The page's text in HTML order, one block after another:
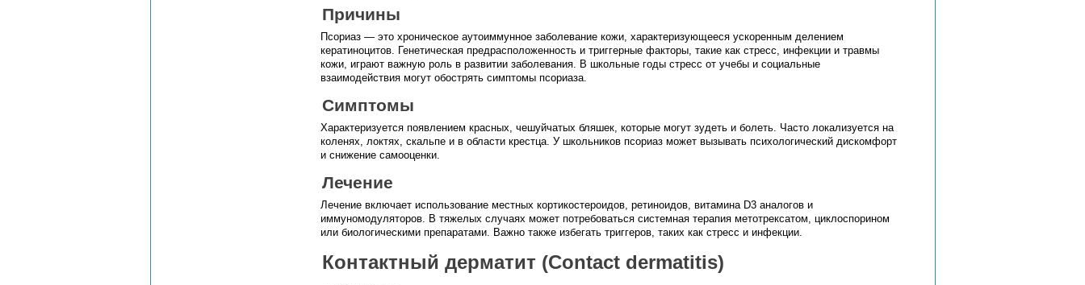
Причины
Псориаз — это хроническое аутоиммунное заболевание кожи, характеризующееся ускоренным делением
кератиноцитов. Генетическая предрасположенность и триггерные факторы, такие как стресс, инфекции и травмы
кожи, играют важную роль в развитии заболевания. В школьные годы стресс от учебы и социальные
взаимодействия могут обострять симптомы псориаза.
Симптомы
Характеризуется появлением красных, чешуйчатых бляшек, которые могут зудеть и болеть. Часто локализуется на
коленях, локтях, скальпе и в области крестца. У школьников псориаз может вызывать психологический дискомфорт
и снижение самооценки.
Лечение
Лечение включает использование местных кортикостероидов, ретиноидов, витамина D3 аналогов и
иммуномодуляторов. В тяжелых случаях может потребоваться системная терапия метотрексатом, циклоспорином
или биологическими препаратами. Важно также избегать триггеров, таких как стресс и инфекции.
Контактный дерматит (Contact dermatitis)